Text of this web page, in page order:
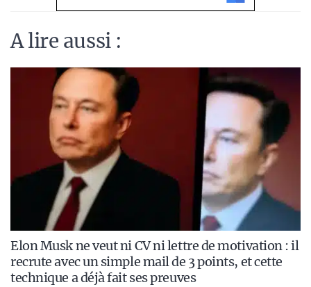
A lire aussi :
Elon Musk ne veut ni CV ni lettre de motivation : il
recrute avec un simple mail de 3 points, et cette
technique a déjà fait ses preuves